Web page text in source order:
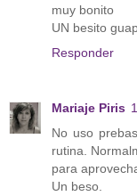
muy bonito
UN besito
Responder
Mariaje Piris
No uso
rutina.
para
Un beso.